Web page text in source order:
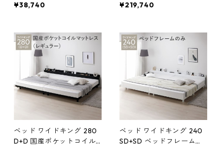
付 コンセント付 高さ調整
丈 すのこベッド 連結ベッ
ド ベッドフレーム ローベ
ッド フロアベッド すのこ
ベット 寝具 ベッドルーム
¥38,740
ブラック 連結 宮付 宮棚付
整 ベッド下収納可 通気性
頑丈 すのこベッド 連結ベ
ッド ベッドフレーム ロー
ベッド フロアベッド すの
こ ベット 寝
¥219,740
ベッド ワイドキング 280
D+D 国産ポケットコイル
ベッド ワイドキング 240
SD+SD ベッドフレームの